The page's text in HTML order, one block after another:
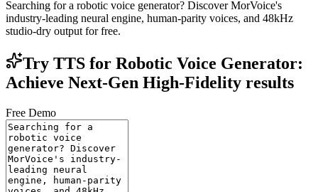
Searching for a robotic voice generator? Discover MorVoice's
industry-leading neural engine, human-parity voices, and 48kHz
studio-dry output for free.
Try TTS for Robotic Voice Generator:
Achieve Next-Gen High-Fidelity results
Free Demo